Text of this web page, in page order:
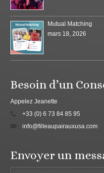
Mutual Matching
mars 18, 2026
Besoin d’un
Appelez Jeanette
+33 (0) 6 73 84 85 95
info@filleaupairauxusa.com
Envoyer un